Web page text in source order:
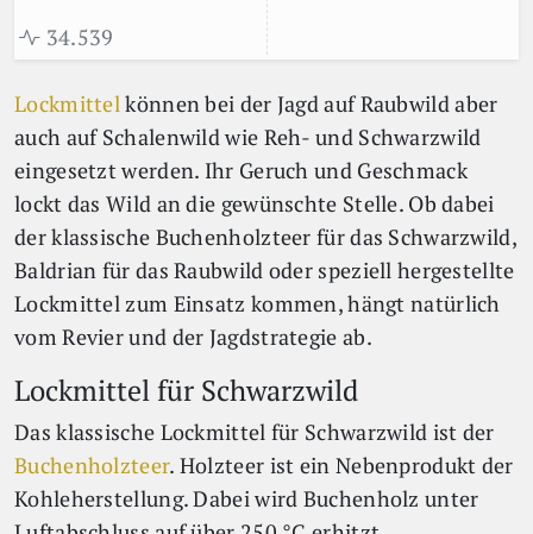
34.539
Lockmittelkönnen bei der Jagd auf Raubwild aber
auch auf Schalenwild wie Reh- und Schwarzwild
eingesetzt werden. Ihr Geruch und Geschmack
lockt das Wild an die gewünschte Stelle. Ob dabei
der klassische Buchenholzteer für das Schwarzwild,
Baldrian für das Raubwild oder speziell hergestellte
Lockmittel zum Einsatz kommen, hängt natürlich
vom Revier und der Jagdstrategie ab.
Lockmittel für Schwarzwild
Das klassische Lockmittel für Schwarzwild ist der
Buchenholzteer. Holzteer ist ein Nebenprodukt der
Kohleherstellung. Dabei wird Buchenholz unter